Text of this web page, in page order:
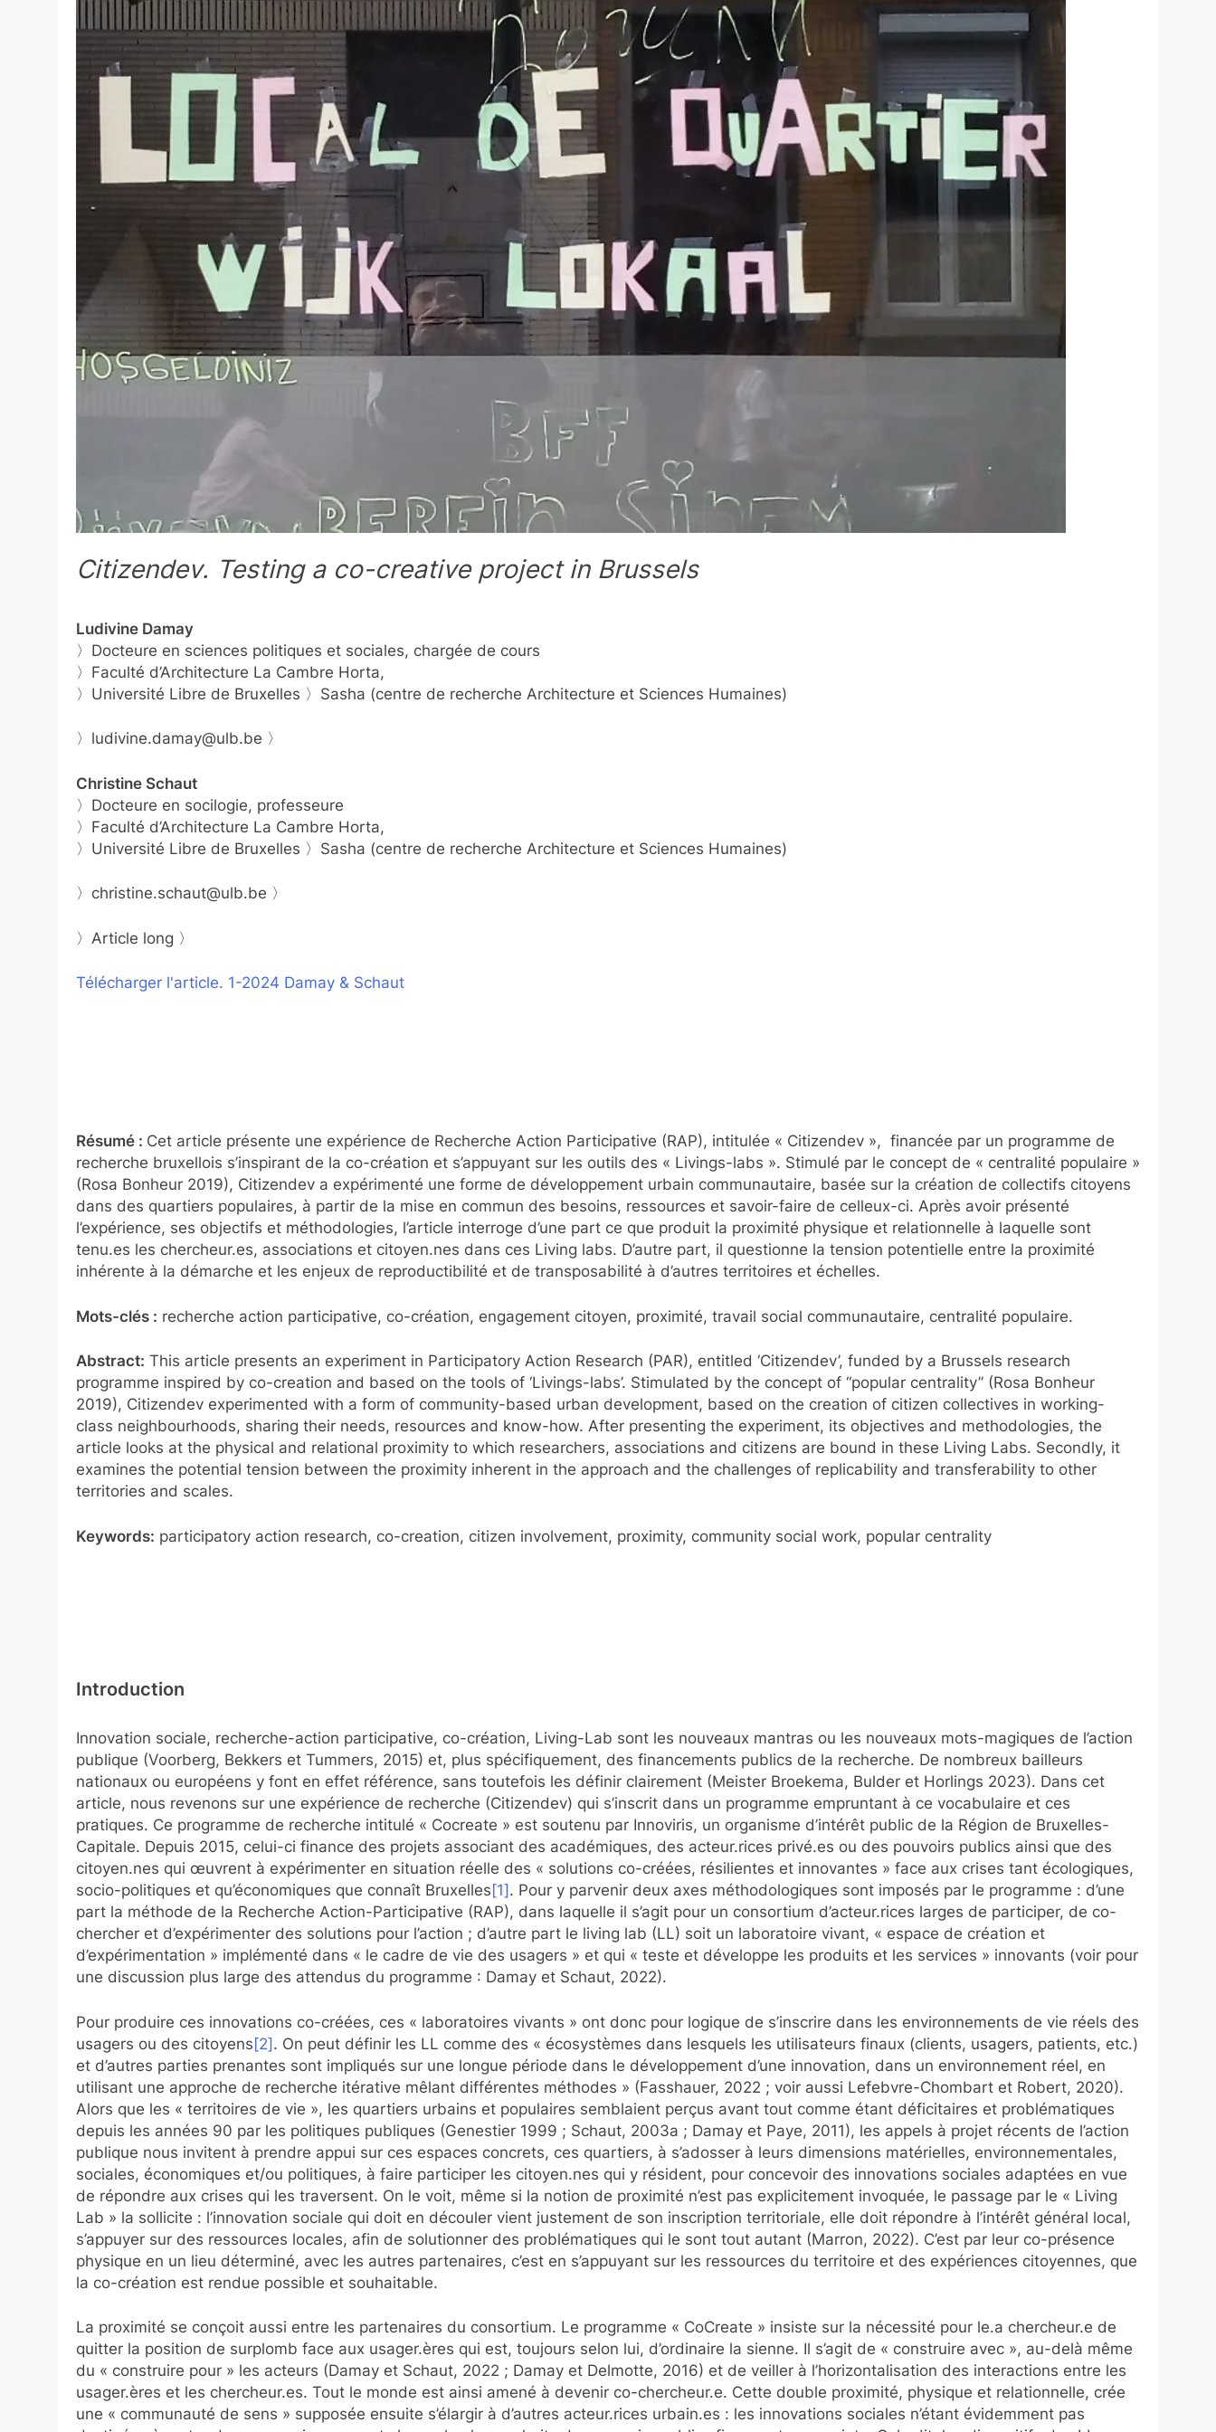
Citizendev. Testing a co-creative project in Brussels
Ludivine Damay
〉Docteure en sciences politiques et sociales, chargée de cours
〉Faculté d’Architecture La Cambre Horta,
〉Université Libre de Bruxelles 〉Sasha (centre de recherche Architecture et Sciences Humaines)
〉ludivine.damay@ulb.be 〉
Christine Schaut
〉Docteure en socilogie, professeure
〉Faculté d’Architecture La Cambre Horta,
〉Université Libre de Bruxelles 〉Sasha (centre de recherche Architecture et Sciences Humaines)
〉christine.schaut@ulb.be 〉
〉Article long 〉
Télécharger l'article. 1-2024 Damay & Schaut
Résumé : Cet article présente une expérience de Recherche Action Participative (RAP), intitulée « Citizendev », financée par un programme de
recherche bruxellois s’inspirant de la co-création et s’appuyant sur les outils des « Livings-labs ». Stimulé par le concept de « centralité populaire »
(Rosa Bonheur 2019), Citizendev a expérimenté une forme de développement urbain communautaire, basée sur la création de collectifs citoyens
dans des quartiers populaires, à partir de la mise en commun des besoins, ressources et savoir-faire de celleux-ci. Après avoir présenté
l’expérience, ses objectifs et méthodologies, l’article interroge d’une part ce que produit la proximité physique et relationnelle à laquelle sont
tenu.es les chercheur.es, associations et citoyen.nes dans ces Living labs. D’autre part, il questionne la tension potentielle entre la proximité
inhérente à la démarche et les enjeux de reproductibilité et de transposabilité à d’autres territoires et échelles.
Mots-clés : recherche action participative, co-création, engagement citoyen, proximité, travail social communautaire, centralité populaire.
Abstract: This article presents an experiment in Participatory Action Research (PAR), entitled ‘Citizendev’, funded by a Brussels research
programme inspired by co-creation and based on the tools of ‘Livings-labs’. Stimulated by the concept of “popular centrality” (Rosa Bonheur
2019), Citizendev experimented with a form of community-based urban development, based on the creation of citizen collectives in working-
class neighbourhoods, sharing their needs, resources and know-how. After presenting the experiment, its objectives and methodologies, the
article looks at the physical and relational proximity to which researchers, associations and citizens are bound in these Living Labs. Secondly, it
examines the potential tension between the proximity inherent in the approach and the challenges of replicability and transferability to other
territories and scales.
Keywords: participatory action research, co-creation, citizen involvement, proximity, community social work, popular centrality
Introduction
Innovation sociale, recherche-action participative, co-création, Living-Lab sont les nouveaux mantras ou les nouveaux mots-magiques de l’action
publique (Voorberg, Bekkers et Tummers, 2015) et, plus spécifiquement, des financements publics de la recherche. De nombreux bailleurs
nationaux ou européens y font en effet référence, sans toutefois les définir clairement (Meister Broekema, Bulder et Horlings 2023). Dans cet
article, nous revenons sur une expérience de recherche (Citizendev) qui s’inscrit dans un programme empruntant à ce vocabulaire et ces
pratiques. Ce programme de recherche intitulé « Cocreate » est soutenu par Innoviris, un organisme d’intérêt public de la Région de Bruxelles-
Capitale. Depuis 2015, celui-ci finance des projets associant des académiques, des acteur.rices privé.es ou des pouvoirs publics ainsi que des
citoyen.nes qui œuvrent à expérimenter en situation réelle des « solutions co-créées, résilientes et innovantes » face aux crises tant écologiques,
socio-politiques et qu’économiques que connaît Bruxelles [1] . Pour y parvenir deux axes méthodologiques sont imposés par le programme : d’une
part la méthode de la Recherche Action-Participative (RAP), dans laquelle il s’agit pour un consortium d’acteur.rices larges de participer, de co-
chercher et d’expérimenter des solutions pour l’action ; d’autre part le living lab (LL) soit un laboratoire vivant, « espace de création et
d’expérimentation » implémenté dans « le cadre de vie des usagers » et qui « teste et développe les produits et les services » innovants (voir pour
une discussion plus large des attendus du programme : Damay et Schaut, 2022).
Pour produire ces innovations co-créées, ces « laboratoires vivants » ont donc pour logique de s’inscrire dans les environnements de vie réels des
usagers ou des citoyens[2]. On peut définir les LL comme des « écosystèmes dans lesquels les utilisateurs finaux (clients, usagers, patients, etc.)
et d’autres parties prenantes sont impliqués sur une longue période dans le développement d’une innovation, dans un environnement réel, en
utilisant une approche de recherche itérative mêlant différentes méthodes » (Fasshauer, 2022 ; voir aussi Lefebvre-Chombart et Robert, 2020).
Alors que les « territoires de vie », les quartiers urbains et populaires semblaient perçus avant tout comme étant déficitaires et problématiques
depuis les années 90 par les politiques publiques (Genestier 1999 ; Schaut, 2003a ; Damay et Paye, 2011), les appels à projet récents de l’action
publique nous invitent à prendre appui sur ces espaces concrets, ces quartiers, à s’adosser à leurs dimensions matérielles, environnementales,
sociales, économiques et/ou politiques, à faire participer les citoyen.nes qui y résident, pour concevoir des innovations sociales adaptées en vue
de répondre aux crises qui les traversent. On le voit, même si la notion de proximité n’est pas explicitement invoquée, le passage par le « Living
Lab » la sollicite : l’innovation sociale qui doit en découler vient justement de son inscription territoriale, elle doit répondre à l’intérêt général local,
s’appuyer sur des ressources locales, afin de solutionner des problématiques qui le sont tout autant (Marron, 2022). C’est par leur co-présence
physique en un lieu déterminé, avec les autres partenaires, c’est en s’appuyant sur les ressources du territoire et des expériences citoyennes, que
la co-création est rendue possible et souhaitable.
La proximité se conçoit aussi entre les partenaires du consortium. Le programme « CoCreate » insiste sur la nécessité pour le.a chercheur.e de
quitter la position de surplomb face aux usager.ères qui est, toujours selon lui, d’ordinaire la sienne. Il s’agit de « construire avec », au-delà même
du « construire pour » les acteurs (Damay et Schaut, 2022 ; Damay et Delmotte, 2016) et de veiller à l’horizontalisation des interactions entre les
usager.ères et les chercheur.es. Tout le monde est ainsi amené à devenir co-chercheur.e. Cette double proximité, physique et relationnelle, crée
une « communauté de sens » supposée ensuite s’élargir à d’autres acteur.rices urbain.es : les innovations sociales n’étant évidemment pas